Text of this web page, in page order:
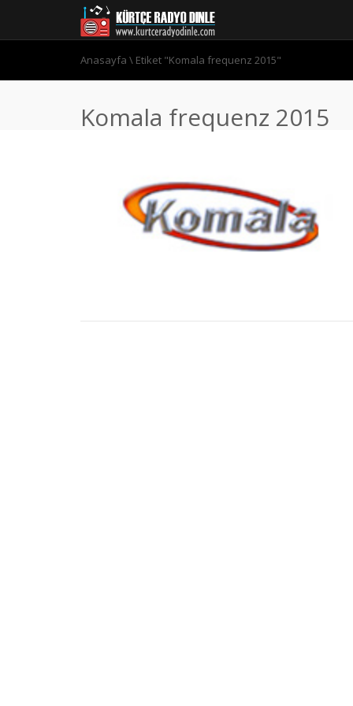
Anasayfa \ Etiket "Komala frequenz 2015"
Komala frequenz 2015